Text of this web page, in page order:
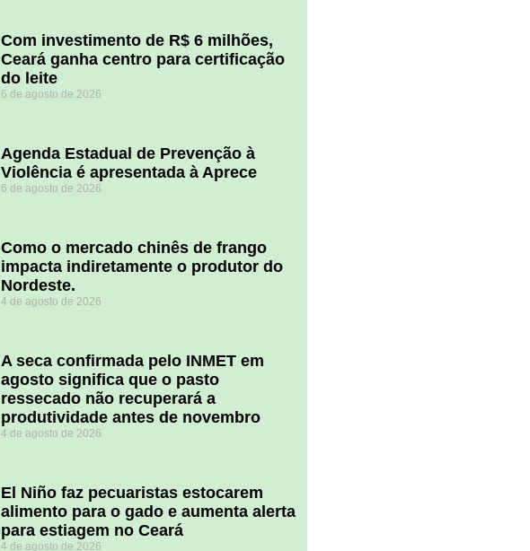
Com investimento de R$ 6 milhões,
Ceará ganha centro para certificação
do leite
6 de agosto de 2026
Agenda Estadual de Prevenção à
Violência é apresentada à Aprece
6 de agosto de 2026
​Como o mercado chinês de frango
impacta indiretamente o produtor do
Nordeste.
4 de agosto de 2026
A seca confirmada pelo INMET em
agosto significa que o pasto
ressecado não recuperará a
produtividade antes de novembro
4 de agosto de 2026
El Niño faz pecuaristas estocarem
alimento para o gado e aumenta alerta
para estiagem no Ceará
4 de agosto de 2026